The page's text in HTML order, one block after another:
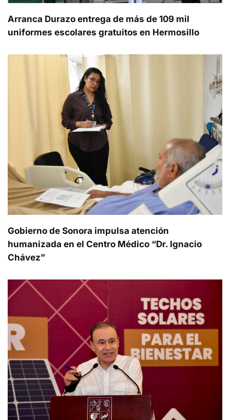
Arranca Durazo entrega de más de 109 mil
uniformes escolares gratuitos en Hermosillo
Gobierno de Sonora impulsa atención
humanizada en el Centro Médico “Dr. Ignacio
Chávez”